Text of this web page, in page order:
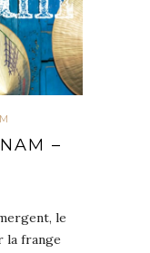
–
le
la frange